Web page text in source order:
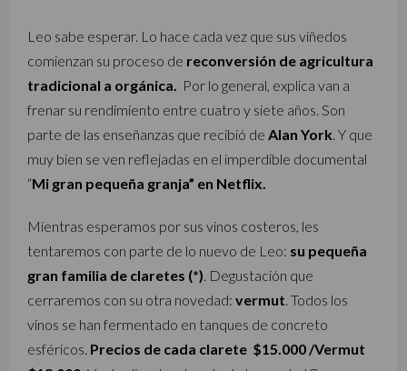
Leo sabe esperar. Lo hace cada vez que sus viñedos
comienzan su proceso de reconversión de agricultura
tradicional a orgánica. Por lo general, explica van a
frenar su rendimiento entre cuatro y siete años. Son
parte de las enseñanzas que recibió de Alan York. Y que
muy bien se ven reflejadas en el imperdible documental
“Mi gran pequeña granja” en Netflix.
Mientras esperamos por sus vinos costeros, les
tentaremos con parte de lo nuevo de Leo: su pequeña
gran familia de claretes (*). Degustación que
cerraremos con su otra novedad: vermut. Todos los
vinos se han fermentado en tanques de concreto
esféricos. Precios de cada clarete $15.000 /Vermut